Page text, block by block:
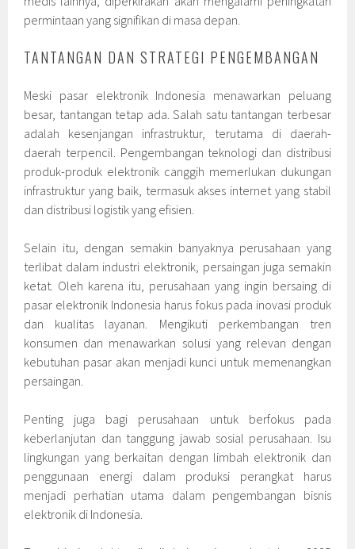
permintaan yang signifikan di masa depan.
TANTANGAN DAN STRATEGI PENGEMBANGAN
Meski pasar elektronik Indonesia menawarkan peluang
besar, tantangan tetap ada. Salah satu tantangan terbesar
adalah kesenjangan infrastruktur, terutama di daerah-
daerah terpencil. Pengembangan teknologi dan distribusi
produk-produk elektronik canggih memerlukan dukungan
infrastruktur yang baik, termasuk akses internet yang stabil
dan distribusi logistik yang efisien.
Selain itu, dengan semakin banyaknya perusahaan yang
terlibat dalam industri elektronik, persaingan juga semakin
ketat. Oleh karena itu, perusahaan yang ingin bersaing di
pasar elektronik Indonesia harus fokus pada inovasi produk
dan kualitas layanan. Mengikuti perkembangan tren
konsumen dan menawarkan solusi yang relevan dengan
kebutuhan pasar akan menjadi kunci untuk memenangkan
persaingan.
Penting juga bagi perusahaan untuk berfokus pada
keberlanjutan dan tanggung jawab sosial perusahaan. Isu
lingkungan yang berkaitan dengan limbah elektronik dan
penggunaan energi dalam produksi perangkat harus
menjadi perhatian utama dalam pengembangan bisnis
elektronik di Indonesia.